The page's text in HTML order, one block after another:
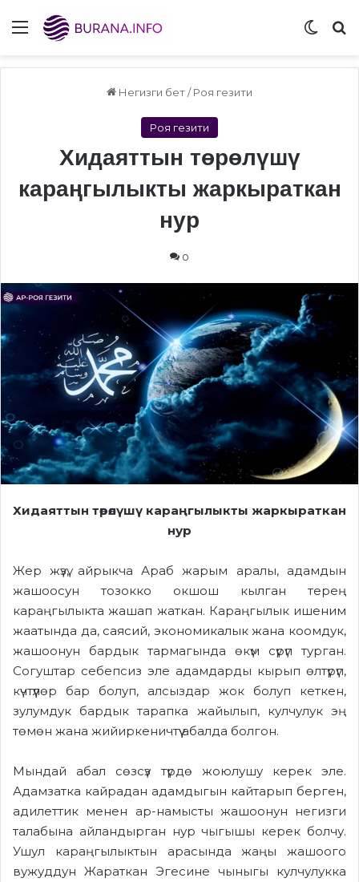
Menu
Негизги бет/ Роя гезити
Роя гезити
Хидаяттын төрөлүшү
караңгылыкты жаркыраткан
нур
0
Хидаяттын төрөлүшү караңгылыкты жаркыраткан
нур
Жер жүзү, айрыкча Араб жарым аралы, адамдын
жашоосун тозокко окшош кылган терең
караңгылыкта жашап жаткан. Караңгылык ишеним
жаатында да, саясий, экономикалык жана коомдук,
жашоонун бардык тармагында өкүм сүрүп турган.
Согуштар себепсиз эле адамдарды кырып өлтүрүп,
күчтүүлөр бар болуп, алсыздар жок болуп кеткен,
зулумдук бардык тарапка жайылып, кулчулук эң
төмөн жана жийиркеничтүү абалда болгон.
Мындай абал сөзсүз түрдө жоюлушу керек эле.
Адамзатка кайрадан адамдыгын кайтарып берген,
адилеттик менен ар-намысты жашоонун негизги
талабына айландырган нур чыгышы керек болчу.
Ушул караңгылыктын арасында жаңы жашоого
вужуддун Жараткан Эгесине чыныгы кулчулукка